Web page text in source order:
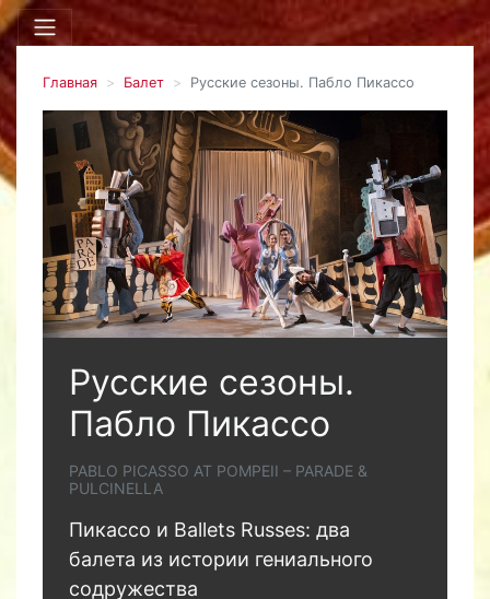
Главная Балет Русские сезоны. Пабло Пикассо
Русские сезоны.
Пабло Пикассо
PABLO PICASSO AT POMPEII – PARADE &
PULCINELLA
Пикассо и Ballets Russes: два
балета из истории гениального
содружества